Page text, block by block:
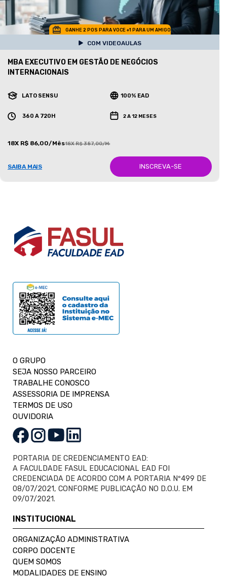
GANHE 2 POS PARA VOCE +1 PARA UM AMIGO
COM VIDEOAULAS
MBA EXECUTIVO EM GESTÃO DE NEGÓCIOS
INTERNACIONAIS
LATO SENSU 100% EAD
360 A 720H 2 A 12 MESES
18X R$ 86,00/Mês18X R$ 387,00/Mês
SAIBA MAIS INSCREVA-SE
O GRUPO
SEJA NOSSO PARCEIRO
TRABALHE CONOSCO
ASSESSORIA DE IMPRENSA
TERMOS DE USO
OUVIDORIA
PORTARIA DE CREDENCIAMENTO EAD:
A FACULDADE FASUL EDUCACIONAL EAD FOI
CREDENCIADA DE ACORDO COM A PORTARIA Nº499 DE
08/07/2021, CONFORME PUBLICAÇÃO NO D.O.U. EM
09/07/2021.
INSTITUCIONAL
ORGANIZAÇÃO ADMINISTRATIVA
CORPO DOCENTE
QUEM SOMOS
MODALIDADES DE ENSINO